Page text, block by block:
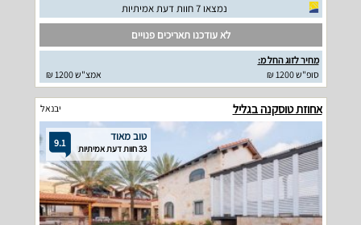
נמצאו 7 חוות דעת אמיתיות
לא עודכנו תאריכים פנויים
מחיר לזוג החל מ:
סופ"ש 1200 ₪
אמצ"ש 1200 ₪
אחוזת טוסקנה בגליל יבנאל
9.1 טוב מאוד
33 חוות דעת אמיתיות